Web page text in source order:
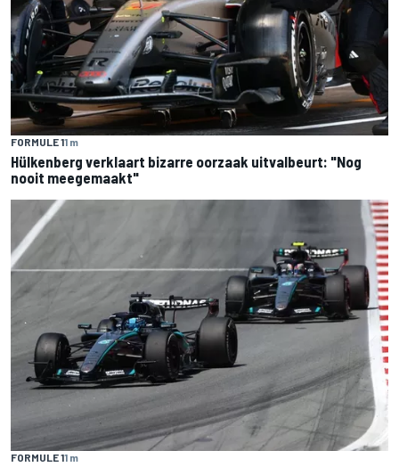
FORMULE 11 m
Hülkenberg verklaart bizarre oorzaak uitvalbeurt: "Nog
nooit meegemaakt"
FORMULE 11 m